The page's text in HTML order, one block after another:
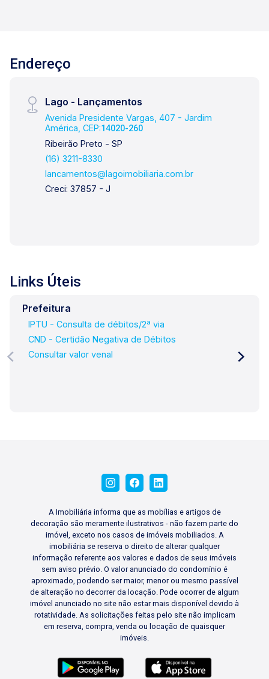
todos os cantos da cidade, para todos os
padrões e para todos os gostos de nossos
negociar seu próprio imóvel, nós somos a
imobiliária certa, porque para a Lago o que vale
é o relacionamento, portanto, venha tomar um
café conosco em uma de nossas três lojas:
Lago Vendas - Av. Presidente Vargas, 407, Lago
Locação - Rua Barão do Amazonas, 1700 e Lago
Administrativo/Cadastro - Rua Altino Arantes,
Endereço
Lago - Lançamentos
Avenida Presidente Vargas, 407 - Jardim
América, CEP:14020-260
Ribeirão Preto - SP
(16) 3211-8330
lancamentos@lagoimobiliaria.com.br
Creci: 37857 - J
Links Úteis
Prefeitura
IPTU - Consulta de débitos/2ª via
CND - Certidão Negativa de Débitos
Consultar valor venal
A Imobiliária informa que as mobílias e artigos de
decoração são meramente ilustrativos - não fazem parte do
imóvel, exceto nos casos de imóveis mobiliados. A
imobiliária se reserva o direito de alterar qualquer
informação referente aos valores e dados de seus imóveis
sem aviso prévio. O valor anunciado do condomínio é
aproximado, podendo ser maior, menor ou mesmo passível
de alteração no decorrer da locação. Pode ocorrer de algum
imóvel anunciado no site não estar mais disponível devido à
rotatividade. As solicitações feitas pelo site não implicam
em reserva, compra, venda ou locação de quaisquer
imóveis.